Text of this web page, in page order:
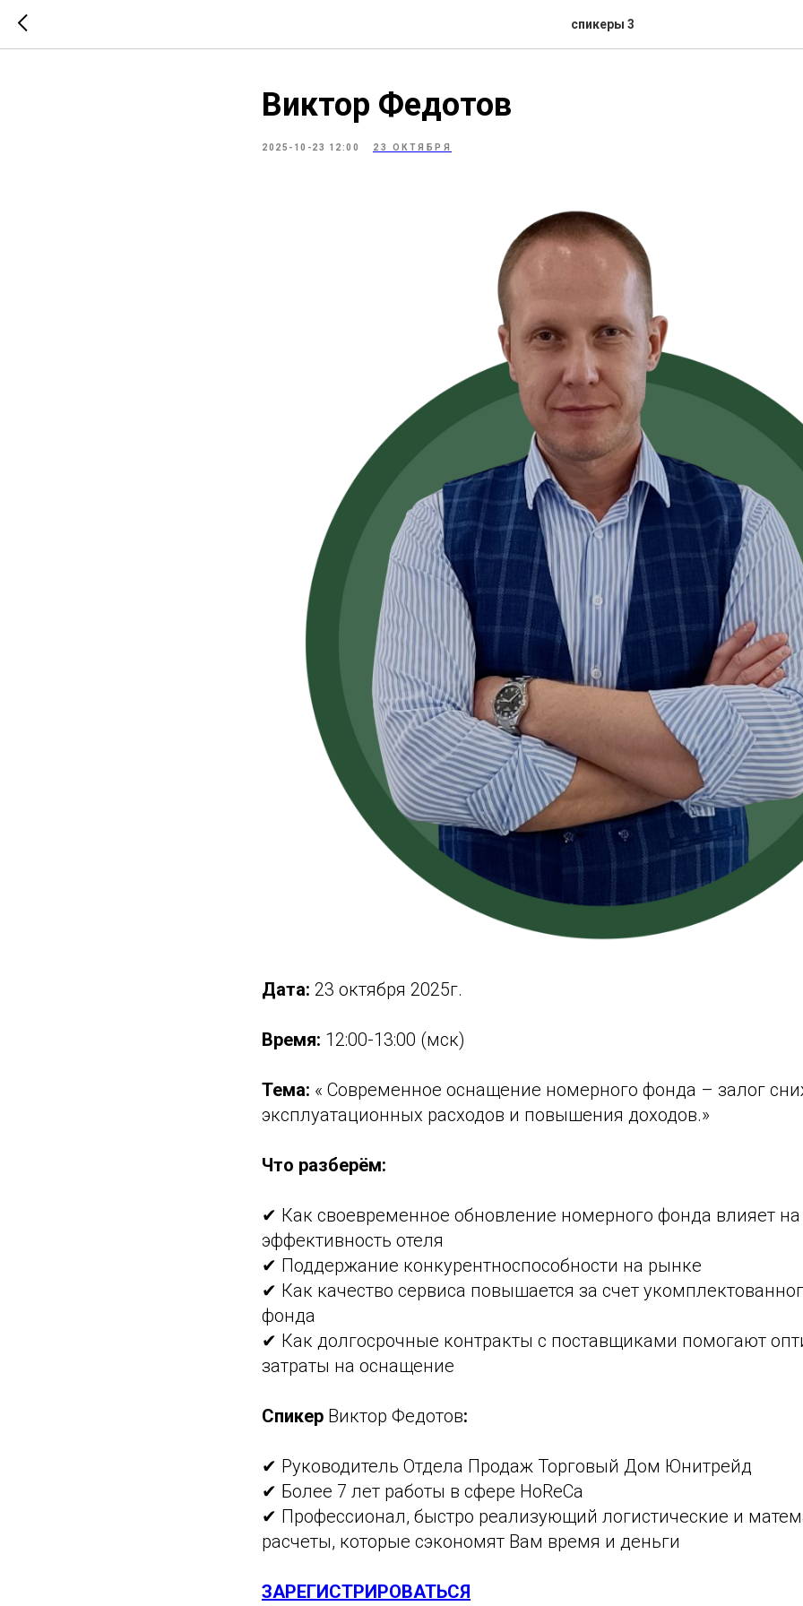
спикеры 3
Виктор Федотов
2025-10-23 12:00 23 ОКТЯБРЯ
Дата: 23 октября 2025г.
Время: 12:00-13:00 (мск)
Тема: « Современное оснащение номерного фонда – залог
эксплуатационных расходов и повышения доходов.»
Что разберём:
✔ Как своевременное обновление номерного фонда влияет
эффективность отеля
✔ Поддержание конкурентноспособности на рынке
✔ Как качество сервиса повышается за счет
фонда
✔ Как долгосрочные контракты с поставщиками помогают
затраты на оснащение
Спикер Виктор Федотов:
✔ Руководитель Отдела Продаж Торговый Дом Юнитрейд
✔ Более 7 лет работы в сфере HoReCa
✔ Профессионал, быстро реализующий логистические и
расчеты, которые сэкономят Вам время и деньги
ЗАРЕГИСТРИРОВАТЬСЯ